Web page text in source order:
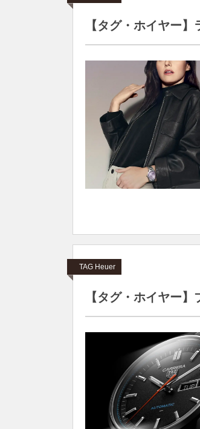
【タグ・ホイヤー
TAG Heuer
【タグ・ホイヤー